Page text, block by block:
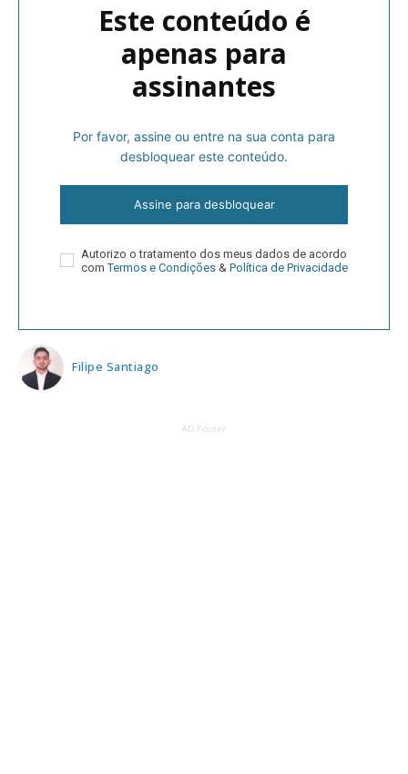
Este conteúdo é
apenas para
assinantes
Por favor, assine ou entre na sua conta para
desbloquear este conteúdo.
Assine para desbloquear
Autorizo o tratamento dos meus dados de acordo
comTermos e Condições & Política de Privacidade
Filipe Santiago
AD Footer